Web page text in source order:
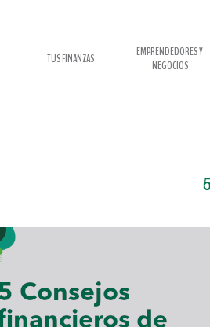
TUS FINANZAS
EMPRENDEDORES Y
NEGOCIOS